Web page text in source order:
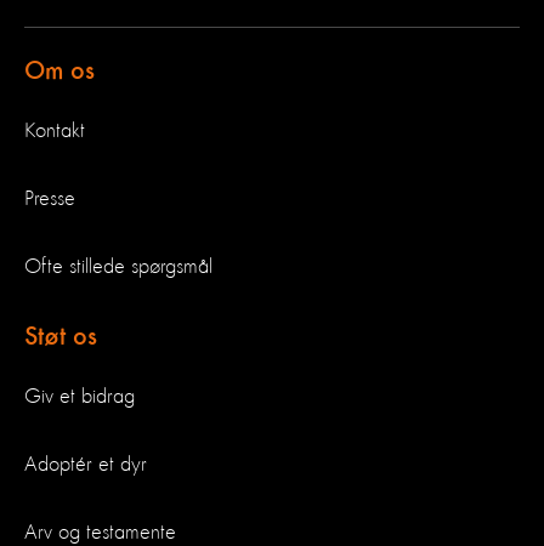
Om os
Kontakt
Presse
Ofte stillede spørgsmål
Støt os
Giv et bidrag
Adoptér et dyr
Arv og testamente